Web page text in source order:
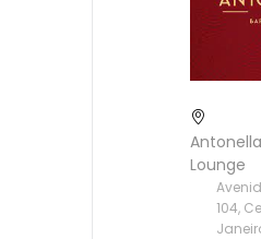
Lounge
104,